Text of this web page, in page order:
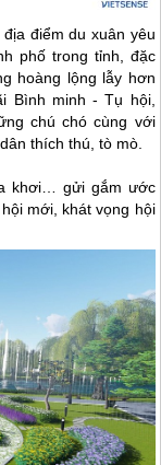
điểm du xuân yêu
phố trong tỉnh, đặc
hoàng lộng lẫy hơn
Bình minh - Tụ hội,
chú chó cùng với
thích thú, tò mò.
khơi… gửi gắm ước
mới, khát vọng hội